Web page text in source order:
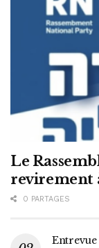
Le
revirement
0 PARTAGES